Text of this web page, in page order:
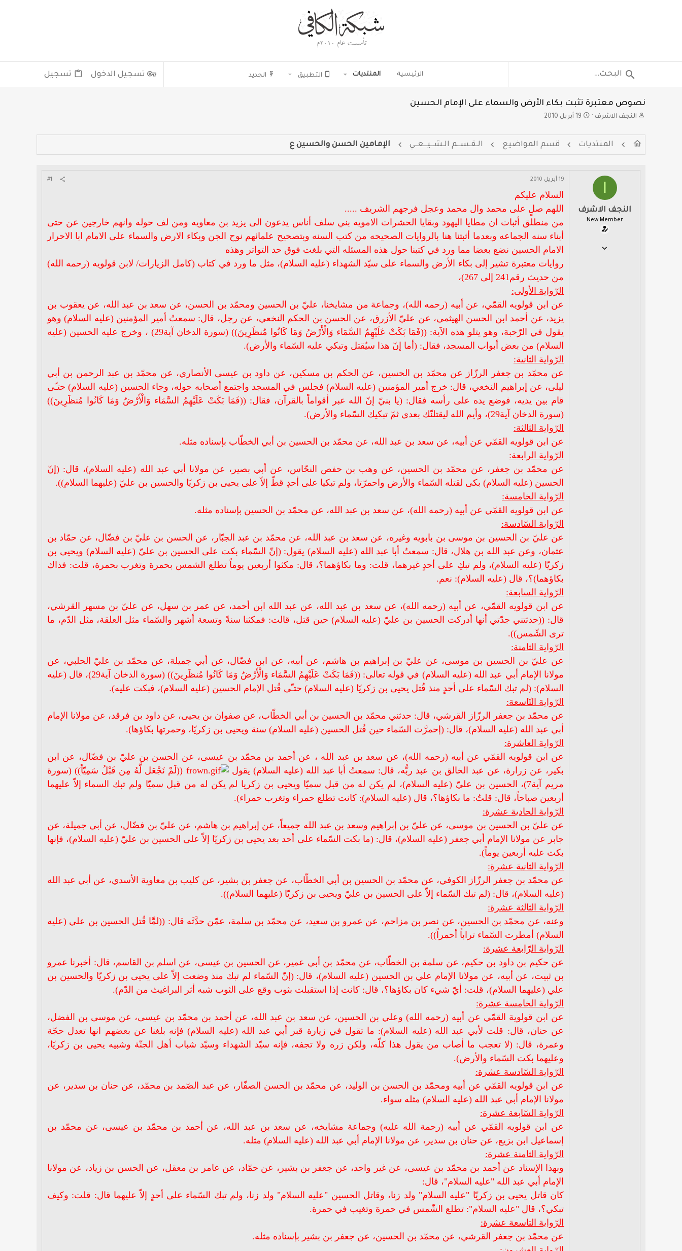
الرئيسية المنتديات التطبيق الجديد تسجيل الدخول تسجيل
نصوص معتبرة تثبت بكاء الأرض والسماء على الإمام الحسين
ب
د
ئ
ا
النجف الاشرف
ت
ر
ي
خ
19 أبريل 2010
المنتديات قسم المواضيع الـقـســم الـشــيــعــي الإمامين الحسن والحسين ع
النجف الاشرف
New Member
19 أبريل 2010 #1
السلام عليكم
اللهم صلٍ على محمد وال محمد وعجل فرجهم الشريف .....
من منطلق أثبات ان مطايا اليهود وبقايا الحشرات الامويه بني سلف أناس يدعون الى يزيد بن معاويه ومن لف حوله وانهم خارجين عن حتى
أبناء سنه الجماعه وبعدما أثبتنا هنا بالروايات الصحيحه من كتب السنه وبتصحيح علمائهم نوح الجن وبكاء الارض والسماء على الامام ابا الاحرار
الامام الحسين نضع بعضا مما ورد في كتبنا حول هذه المسئله التي بلغت فوق حد التواتر وهذه
روايات معتبرة تشير إلى بكاء الأرض والسماء على سيّد الشهداء (عليه السلام)، مثل ما ورد في كتاب (كامل الزيارات/ لابن قولويه (رحمه الله)
من حديث رقم241 إلى 267)،
الرّواية الأولى:
عن ابن قولويه القمّي، عن أبيه (رحمه الله)، وجماعة من مشايخنا، عليّ بن الحسين ومحمّد بن الحسن، عن سعد بن عبد الله، عن يعقوب بن
يزيد، عن أحمد ابن الحسن الهيثمي، عن عليّ الأزرق، عن الحسن بن الحكم النخعي، عن رجل، قال: سمعتُ أمير المؤمنين (عليه السلام) وهو
يقول في الرّحبة، وهو يتلو هذه الآية: ((فَمَا بَكَتْ عَلَيْهِمُ السَّمَاء وَالْأَرْضُ وَمَا كَانُوا مُنظَرِينَ)) (سورة الدخان آية29) ، وخرج عليه الحسين (عليه
السلام) من بعض أبواب المسجد، فقال: (أما إنّ هذا سيُقتل وتبكي عليه السّماء والأرض).
الرّواية الثانية:
عن محمّد بن جعفر الرزّاز عن محمّد بن الحسين، عن الحكم بن مسكين، عن داود بن عيسى الأنصاري، عن محمّد بن عبد الرحمن بن أبي
ليلى، عن إبراهيم النخعي، قال: خرج أمير المؤمنين (عليه السلام) فجلس في المسجد واجتمع أصحابه حوله، وجاء الحسين (عليه السلام) حتـّى
قام بين يديه، فوضع يده على رأسه فقال: (يا بنيّ إنّ الله عبر أقواماً بالقرآن، فقال: ((فَمَا بَكَتْ عَلَيْهِمُ السَّمَاء وَالْأَرْضُ وَمَا كَانُوا مُنظَرِينَ))
(سورة الدخان آية29)، وأيم الله ليقتلنّك بعدي ثمّ تبكيك السّماء والأرض).
الرّواية الثالثة:
عن ابن قولويه القمّي عن أبيه، عن سعد بن عبد الله، عن محمّد بن الحسين بن أبي الخطّاب بإسناده مثله.
الرّواية الرابعة:
عن محمّد بن جعفر، عن محمّد بن الحسين، عن وهب بن حفص النحّاس، عن أبي بصير، عن مولانا أبي عبد الله (عليه السلام)، قال: (إنّ
الحسين (عليه السلام) بكى لقتله السّماء والأرض واحمرّتا، ولم تبكيا على أحدٍ قطّ إلاّ على يحيى بن زكريّا والحسين بن عليّ (عليهما السلام)).
الرّواية الخامسة:
عن ابن قولويه القمّي عن أبيه (رحمه الله)، عن سعد بن عبد الله، عن محمّد بن الحسين بإسناده مثله.
الرّواية السّادسة:
عن عليّ بن الحسين بن موسى بن بابويه وغيره، عن سعد بن عبد الله، عن محمّد بن عبد الجبّار، عن الحسن بن عليّ بن فضّال، عن حمّاد بن
عثمان، وعن عبد الله بن هلال، قال: سمعتُ أبا عبد الله (عليه السلام) يقول: (إنّ السّماء بكت على الحسين بن عليّ (عليه السلام) ويحيى بن
زكريّا (عليه السلام)، ولم تبكِ على أحدٍ غيرهما، قلت: وما بكاؤهما؟، قال: مكثوا أربعين يوماً تطلع الشمس بحمرة وتغرب بحمرة، قلت: فذاك
بكاؤهما)؟، قال (عليه السلام): نعم.
الرّواية السابعة:
عن ابن قولويه القمّي، عن أبيه (رحمه الله)، عن سعد بن عبد الله، عن عبد الله ابن أحمد، عن عمر بن سهل، عن عليّ بن مسهر القرشي،
قال: ((حدثتني جدّتي أنها أدركت الحسين بن عليّ (عليه السلام) حين قتل، قالت: فمكثنا سنةً وتسعة أشهر والسّماء مثل العلقة، مثل الدّم، ما
ترى الشّمس)).
الرّواية الثامنة:
عن عليّ بن الحسين بن موسى، عن عليّ بن إبراهيم بن هاشم، عن أبيه، عن ابن فضّال، عن أبي جميلة، عن محمّد بن عليّ الحلبي، عن
مولانا الإمام أبي عبد الله (عليه السلام) في قوله تعالى: ((فَمَا بَكَتْ عَلَيْهِمُ السَّمَاء وَالْأَرْضُ وَمَا كَانُوا مُنظَرِينَ)) (سورة الدخان آية29)، قال (عليه
السلام): (لم تبك السّماء على أحدٍ منذ قُتل يحيى بن زكريّا (عليه السلام) حتـّى قُتل الإمام الحسين (عليه السلام)، فبكت عليه).
الرّواية التّاسعة:
عن محمّد بن جعفر الرزّاز القرشي، قال: حدثني محمّد بن الحسين بن أبي الخطّاب، عن صفوان بن يحيى، عن داود بن فرقد، عن مولانا الإمام
أبي عبد الله (عليه السلام)، قال: (إحمرَّت السّماء حين قُتل الحسين (عليه السلام) سنة ويحيى بن زكريّا، وحمرتها بكاؤها).
الرّواية العاشرة:
عن ابن قولويه القمّي عن أبيه (رحمه الله)، عن سعد بن عبد الله ، عن أحمد بن محمّد بن عيسى، عن الحسن بن عليّ بن فضّال، عن ابن
بكير، عن زرارة، عن عبد الخالق بن عبد ربُّه، قال: سمعتُ أبا عبد الله (عليه السلام) يقول
((لَمْ نَجْعَل لَّهُ مِن قَبْلُ سَمِيّاً)) (سورة
مريم آية7)، الحسين بن عليّ (عليه السلام)، لم يكن له من قبل سميّا ويحيى بن زكريا لم يكن له من قبل سميّا ولم تبك السماء إلاّ عليهما
أربعين صباحاً، قال: قلتُ: ما بكاؤها؟، قال (عليه السلام): كانت تطلع حمراء وتغرب حمراء).
الرّواية الحادية عشرة:
عن عليّ بن الحسين بن موسى، عن عليّ بن إبراهيم وسعد بن عبد الله جميعاً، عن إبراهيم بن هاشم، عن عليّ بن فضّال، عن أبي جميلة، عن
جابر عن مولانا الإمام أبي جعفر (عليه السلام)، قال: (ما بكت السّماء على أحد بعد يحيى بن زكريّا إلاّ على الحسين بن عليّ (عليه السلام)، فإنها
بكت عليه أربعين يوماً).
الرّواية الثانية عشرة:
عن محمّد بن جعفر الرزّاز الكوفي، عن محمّد بن الحسين بن أبي الخطّاب، عن جعفر بن بشير، عن كليب بن معاوية الأسدي، عن أبي عبد الله
(عليه السلام)، قال: (لم تبك السّماء إلاّ على الحسين بن عليّ ويحيى بن زكريّا (عليهما السلام)).
الرّواية الثالثة عشرة:
وعنه، عن محمّد بن الحسين، عن نصر بن مزاحم، عن عمرو بن سعيد، عن محمّد بن سلمة، عمّن حدَّثَه قال: ((لمَّا قُتل الحسين بن علي (عليه
السلام) أمطرت السّماء تراباً أحمراً)).
الرّواية الرّابعة عشرة:
عن حكيم بن داود بن حكيم، عن سلمة بن الخطّاب، عن محمّد بن أبي عمير، عن الحسين بن عيسى، عن اسلم بن القاسم، قال: أخبرنا عمرو
بن ثبيت، عن أبيه، عن مولانا الإمام علي بن الحسين (عليه السلام)، قال: (إنّ السّماء لم تبك منذ وضعت إلاّ على يحيى بن زكريّا والحسين بن
علي (عليهما السلام)، قلت: أيّ شيء كان بكاؤها؟، قال: كانت إذا استقبلت بثوب وقع على الثوب شبه أثر البراغيث من الدّم).
الرّواية الخامسة عشرة:
عن ابن قولوية القمّي عن أبيه (رحمه الله) وعلي بن الحسين، عن سعد بن عبد الله، عن أحمد بن محمّد بن عيسى، عن موسى بن الفضل،
عن حنان، قال: قلت لأبي عبد الله (عليه السلام): ما تقول في زيارة قبر أبي عبد الله (عليه السلام) فإنه بلغنا عن بعضهم انها تعدل حجّة
وعمرة، قال: (لا تعجب ما أصاب من يقول هذا كلّه، ولكن زره ولا تجفه، فإنه سيّد الشهداء وسيّد شباب أهل الجنّة وشبيه يحيى بن زكريّا،
وعليهما بكت السّماء والأرض).
الرّواية السّادسة عشرة:
عن ابن قولويه القمّي عن أبيه ومحمّد بن الحسن بن الوليد، عن محمّد بن الحسن الصفّار، عن عبد الصّمد بن محمّد، عن حنان بن سدير، عن
مولانا الإمام أبي عبد الله (عليه السلام) مثله سواء.
الرّواية السّابعة عشرة:
عن ابن قولويه القمّي عن أبيه (رحمة الله عليه) وجماعة مشايخه، عن سعد بن عبد الله، عن أحمد بن محمّد بن عيسى، عن محمّد بن
إسماعيل ابن بزيع، عن حنان بن سدير، عن مولانا الإمام أبي عبد الله (عليه السلام) مثله.
الرّواية الثامنة عشرة:
وبهذا الإسناد عن أحمد بن محمّد بن عيسى، عن غير واحد، عن جعفر بن بشير، عن حمّاد، عن عامر بن معقل، عن الحسن بن زياد، عن مولانا
الإمام أبي عبد الله "عليه السلام"، قال:
كان قاتل يحيى بن زكريّا "عليه السلام" ولد زنا، وقاتل الحسين "عليه السلام" ولد زنا، ولم تبك السّماء على أحدٍ إلاّ عليهما قال: قلت: وكيف
تبكي؟، قال "عليه السلام": تطلع الشّمس في حمرة وتغيب في حمرة.
الرّواية التاسعة عشرة:
عن محمّد بن جعفر القرشي، عن محمّد بن الحسين، عن جعفر بن بشير بإسناده مثله.